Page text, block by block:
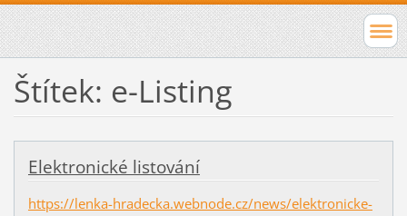
Štítek: e-Listing
Elektronické listování
https://lenka-hradecka.webnode.cz/news/elektronicke-